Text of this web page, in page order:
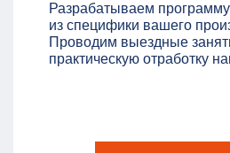
Разрабатываем
из специфики вашего
Проводим выездные
практическую отработку